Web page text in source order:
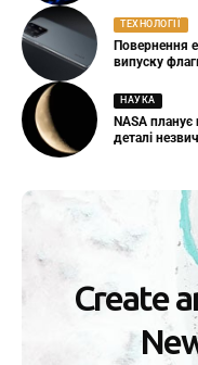
ТЕХНОЛОГІЇ
Повернення
випуску
НАУКА
NASA
деталі
Create